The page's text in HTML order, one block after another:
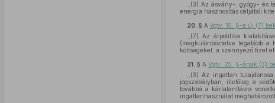
,,(3) Az ásvány-, gyógy- és
energia hasznosítás céljából
20. § A Vgtv. 15. §-a új (7)
,,(7) Az árpolitika
(megkülönböztetve legalább a
költségeket, a szennyező fizet
21. § A Vgtv. 25. §-ának (3)
,,(3) Az ingatlan
jogszabályban, illetőleg a
továbbá a kártalanításra
ingatlanhasználat